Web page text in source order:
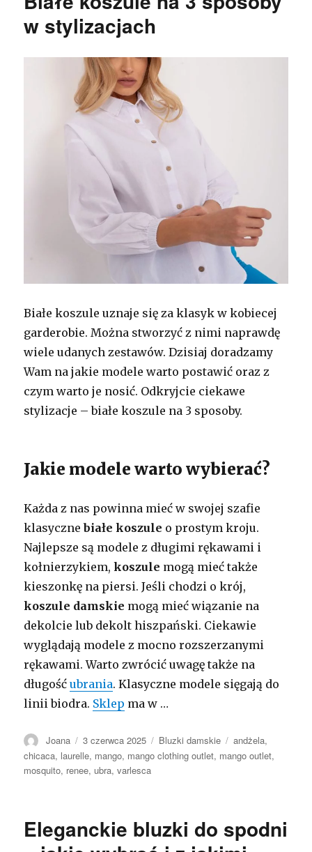
w stylizacjach
Białe koszule uznaje się za klasyk w kobiecej
garderobie. Można stworzyć z nimi naprawdę
wiele udanych zestawów. Dzisiaj doradzamy
Wam na jakie modele warto postawić oraz z
czym warto je nosić. Odkryjcie ciekawe
stylizacje – białe koszule na 3 sposoby.
Jakie modele warto wybierać?
Każda z nas powinna mieć w swojej szafie
klasycznebiałe koszule o prostym kroju.
Najlepsze są modele z długimi rękawami i
kołnierzykiem,koszule mogą mieć także
kieszonkę na piersi. Jeśli chodzi o krój,
koszule damskie mogą mieć wiązanie na
dekolcie lub dekolt hiszpański. Ciekawie
wyglądają modele z mocno rozszerzanymi
rękawami. Warto zwrócić uwagę także na
długośćubrania. Klasyczne modele sięgają do
linii biodra. Sklep ma w …
Autor
Joana Opublikowano
3 czerwca 2025 Kategorie
Bluzki damskie Tagi
andżela,
chicaca, laurelle, mango, mango clothing outlet, mango outlet,
mosquito, renee, ubra,varlesca
Eleganckie bluzki do spodni